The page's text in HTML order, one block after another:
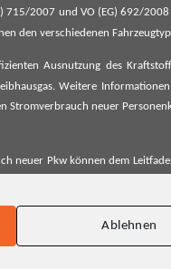
Ablehnen
2007 und VO (EG) 692/
den verschiedenen
Ausnutzung des
Weitere
Stromverbrauch neuer
neuer Pkw können dem